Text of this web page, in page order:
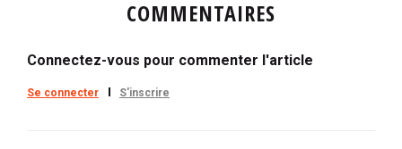
COMMENTAIRES
Connectez-vous pour commenter l'article
Se connecter S'inscrire